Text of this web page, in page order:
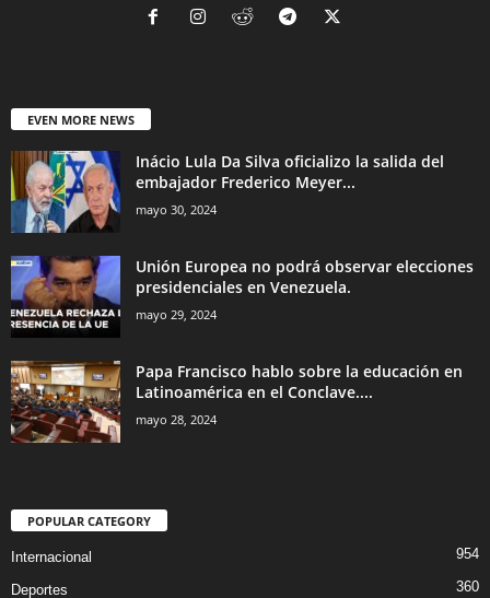
EVEN MORE NEWS
Inácio Lula Da Silva oficializo la salida del
embajador Frederico Meyer...
mayo 30, 2024
Unión Europea no podrá observar elecciones
presidenciales en Venezuela.
mayo 29, 2024
Papa Francisco hablo sobre la educación en
Latinoamérica en el Conclave....
mayo 28, 2024
POPULAR CATEGORY
Internacional 954
Deportes 360